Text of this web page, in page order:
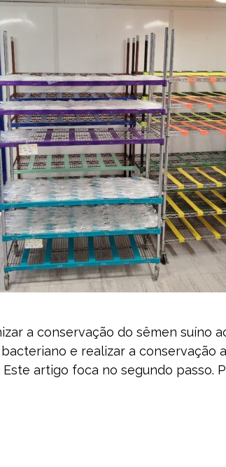
a conservação do sêmen suíno
e realizar a conservação
artigo foca no segundo passo.